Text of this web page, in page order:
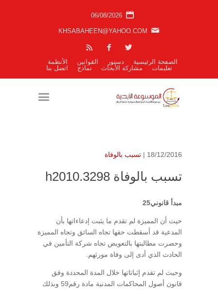
06/08/2026
KHSABAHEEN@YAHOO.COM
الصفحة الرئيسية دستور القوانين
الأنظمة
تعليمات
مشاركة الأبحاث نماذج اتصل بنا
18/12/2016 | تسبب بالوفاة
تسبب بالوفاة h2010.3298
مبدأ قانوني25
حيث أن المميزة لم تقدم ما يثبت إدعاءاتها بأن
المدعية قد أسقطت حقها تجاه السائق وتجاه المميزة
وحصرت مطالبتها بالتعويض تجاه شركة التأمين في
الحادث الذي أدى إلى وفاة مورثهم.
وحيث لم تقدم إثباتاتها خلال المدة المحددة وفق
قانون أصول المحاكمات المدنية مادة رقم59 وبذلك